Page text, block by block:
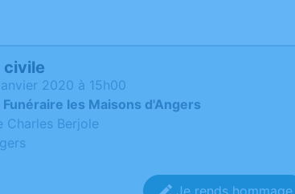
civile
2020 à 15h00
les Maisons d'Angers
Charles Berjole
Je rends hommage